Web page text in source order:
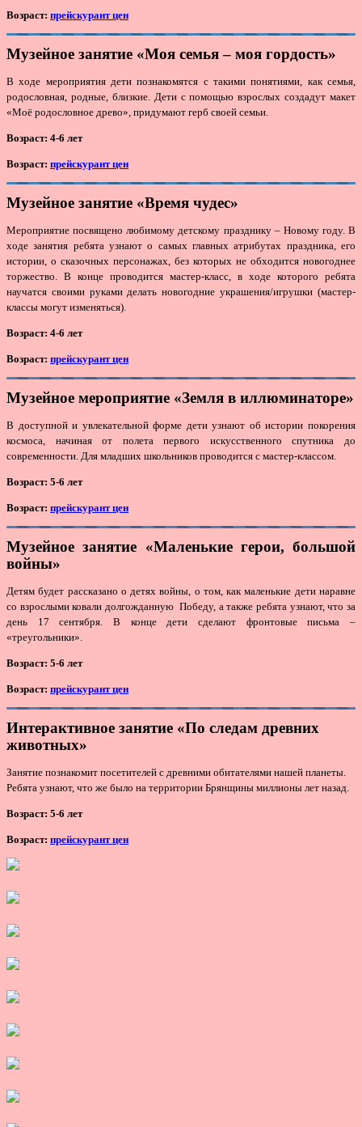
Возраст: прейскурант цен
Музейное занятие «Моя семья – моя гордость»
В ходе мероприятия дети познакомятся с такими понятиями, как семья,
родословная, родные, близкие. Дети с помощью взрослых создадут макет
«Моё родословное древо», придумают герб своей семьи.
Возраст: 4-6 лет
Возраст: прейскурант цен
Музейное занятие «Время чудес»
Мероприятие посвящено любимому детскому празднику – Новому году. В
ходе занятия ребята узнают о самых главных атрибутах праздника, его
истории, о сказочных персонажах, без которых не обходится новогоднее
торжество. В конце проводится мастер-класс, в ходе которого ребята
научатся своими руками делать новогодние украшения/игрушки (мастер-
классы могут изменяться).
Возраст: 4-6 лет
Возраст: прейскурант цен
Музейное мероприятие «Земля в иллюминаторе»
В доступной и увлекательной форме дети узнают об истории покорения
космоса, начиная от полета первого искусственного спутника до
современности. Для младших школьников проводится с мастер-классом.
Возраст: 5-6 лет
Возраст: прейскурант цен
Музейное занятие «Маленькие герои, большой
войны»
Детям будет рассказано о детях войны, о том, как маленькие дети наравне
со взрослыми ковали долгожданную Победу, а также ребята узнают, что за
день 17 сентября. В конце дети сделают фронтовые письма –
«треугольники».
Возраст: 5-6 лет
Возраст: прейскурант цен
Интерактивное занятие «По следам древних
животных»
Занятие познакомит посетителей с древними обитателями нашей планеты.
Ребята узнают, что же было на территории Брянщины миллионы лет назад.
Возраст: 5-6 лет
Возраст: прейскурант цен